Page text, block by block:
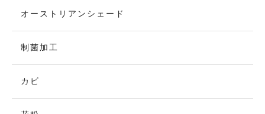
オーストリアンシェード
制菌加工
カビ